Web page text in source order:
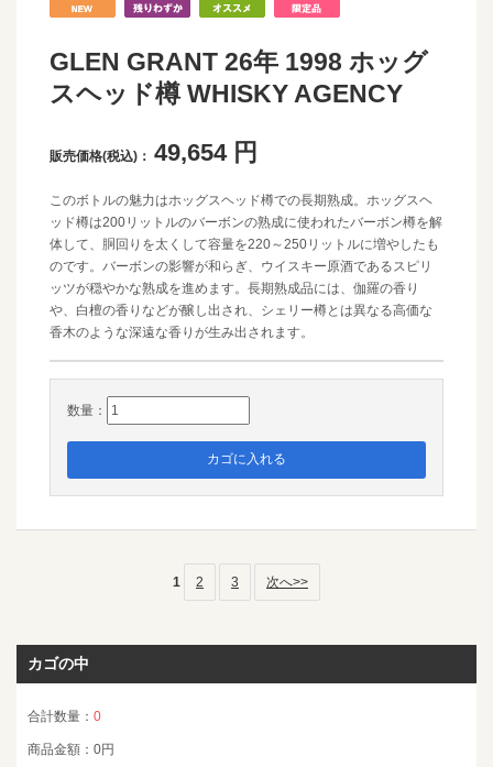
GLEN GRANT 26年 1998 ホッグ
スヘッド樽 WHISKY AGENCY
販売価格(税込)： 49,654円
このボトルの魅力はホッグスヘッド樽での長期熟成。ホッグスヘ
ッド樽は200リットルのバーボンの熟成に使われたバーボン樽を解
体して、胴回りを太くして容量を220～250リットルに増やしたも
のです。バーボンの影響が和らぎ、ウイスキー原酒であるスピリ
ッツが穏やかな熟成を進めます。長期熟成品には、伽羅の香り
や、白檀の香りなどが醸し出され、シェリー樽とは異なる高価な
香木のような深遠な香りが生み出されます。
数量：
1 2 3 次へ>>
カゴの中
合計数量： 0
商品金額： 0円